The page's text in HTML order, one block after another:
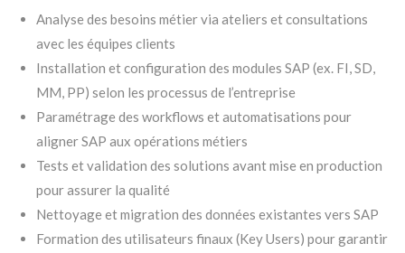
Analyse des besoins métier via ateliers et consultations
avec les équipes clients
Installation et configuration des modules SAP (ex. FI, SD,
MM, PP) selon les processus de l’entreprise
Paramétrage des workflows et automatisations pour
aligner SAP aux opérations métiers
Tests et validation des solutions avant mise en production
pour assurer la qualité
Nettoyage et migration des données existantes vers SAP
Formation des utilisateurs finaux (Key Users) pour garantir